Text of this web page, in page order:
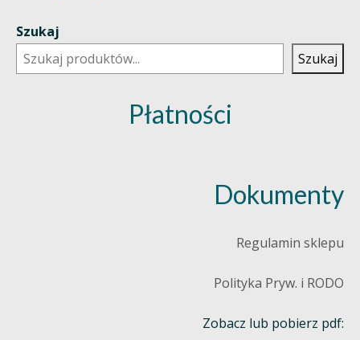
Szukaj
Szukaj
Płatności
Dokumenty
Regulamin sklepu
Polityka Pryw. i RODO
Zobacz lub pobierz pdf: